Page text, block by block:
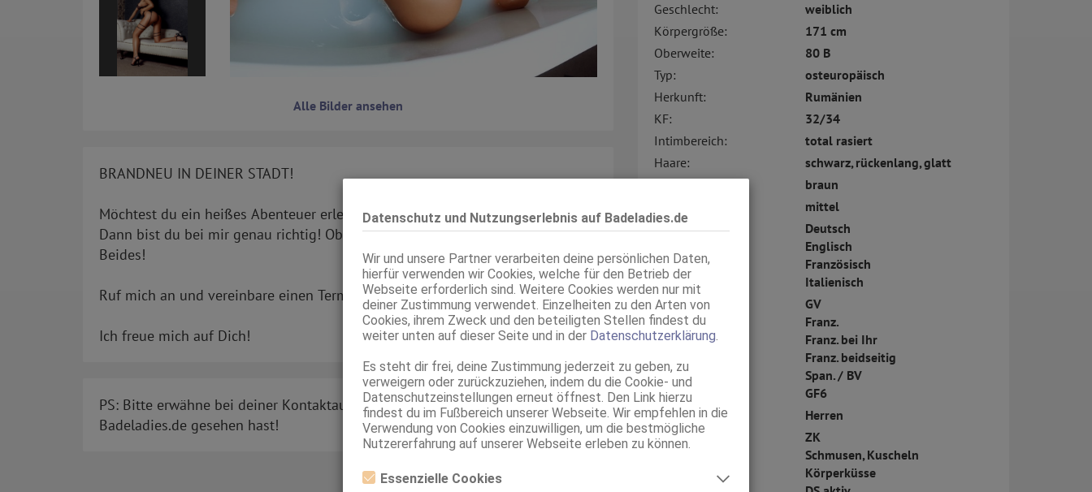
Datenschutz und Nutzungserlebnis auf Badeladies.de
Wir und unsere Partner verarbeiten deine persönlichen Daten,
hierfür verwenden wir Cookies, welche für den Betrieb der
Webseite erforderlich sind. Weitere Cookies werden nur mit
deiner Zustimmung verwendet. Einzelheiten zu den Arten von
Cookies, ihrem Zweck und den beteiligten Stellen findest du
weiter unten auf dieser Seite und in der Datenschutzerklärung.
Es steht dir frei, deine Zustimmung jederzeit zu geben, zu
verweigern oder zurückzuziehen, indem du die Cookie- und
Datenschutzeinstellungen erneut öffnest. Den Link hierzu
findest du im Fußbereich unserer Webseite. Wir empfehlen in die
Verwendung von Cookies einzuwilligen, um die bestmögliche
Nutzererfahrung auf unserer Webseite erleben zu können.
Essenzielle Cookies
Alle Bilder ansehen
BRANDNEU IN DEINER STADT!
Möchtest du ein heißes Abenteuer erleben?
Dann bist du bei mir genau richtig! Ob zart oder hart… bei mir bekommst du
Beides!
Ruf mich an und vereinbare einen Termin mit mir.
Ich freue mich auf Dich!
PS: Bitte erwähne bei deiner Kontaktaufnahme, dass du die Anzeige auf
Badeladies.de gesehen hast!
Geschlecht:
weiblich
Körpergröße:
171 cm
Oberweite:
80 B
Typ:
osteuropäisch
Herkunft:
Rumänien
KF:
32/34
Intimbereich:
total rasiert
Haare:
schwarz, rückenlang, glatt
braun
mittel
Sprachen:
Deutsch
Englisch
Französisch
Italienisch
Verkehr:
GV
Franz.
Franz. bei Ihr
Franz. beidseitig
Span. / BV
GF6
Service für:
Herren
Service:
ZK
Schmusen, Kuscheln
Körperküsse